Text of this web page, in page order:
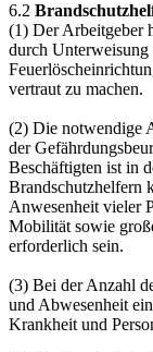
6.2
(1) Der Arbeitgeber
durch
vertraut zu machen.
(2) Die notwendige
der
Beschäftigten ist in
Brandschutzhelfern
Anwesenheit vieler
Mobilität sowie
erforderlich sein.
(3) Bei der Anzahl
und Abwesenheit
Krankheit und